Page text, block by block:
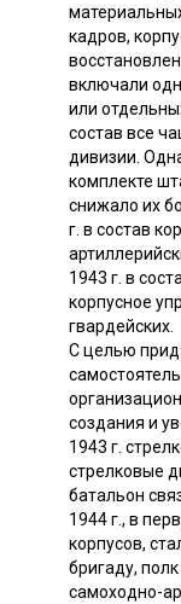
кадров,
включали
или
состав все
дивизии.
комплекте
снижало их
г. в состав
1943 г. в
корпусное
гвардейских.
С целью
создания и
1943 г.
стрелковые
батальон
1944 г., в
корпусов,
бригаду,
самоходно-